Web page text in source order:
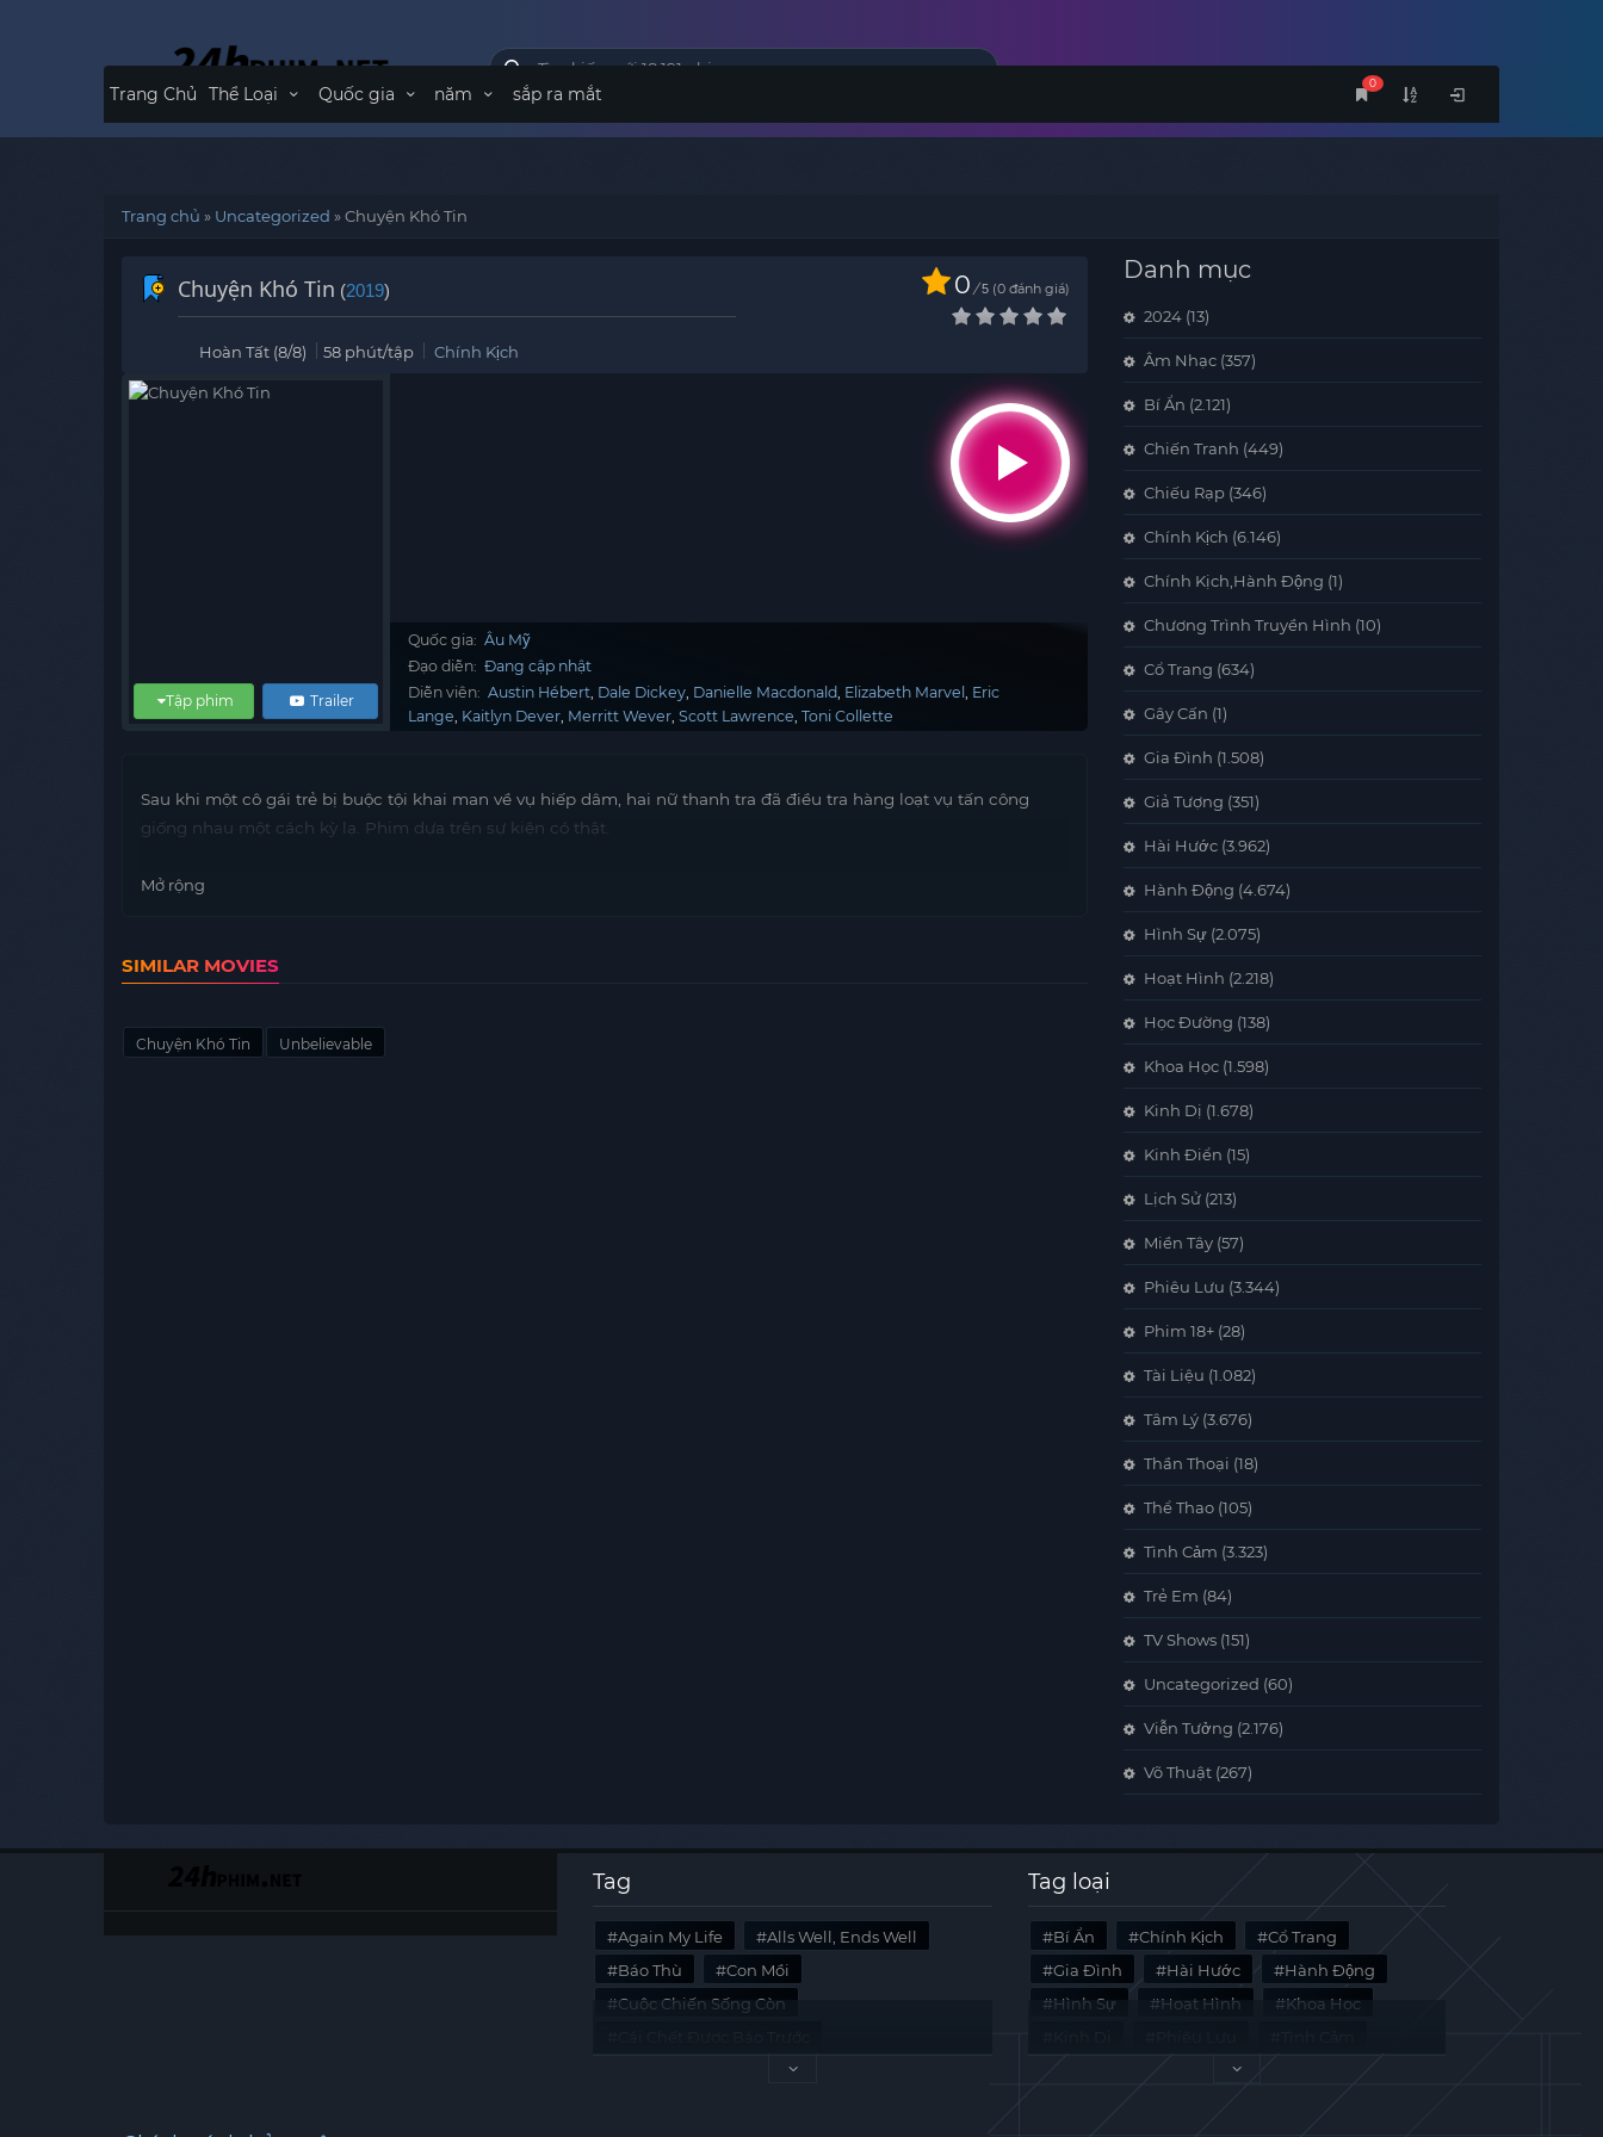
0
Trang Chủ Thể Loại Quốc gia năm sắp ra mắt
Trang chủ » Uncategorized »Chuyện Khó Tin
Chuyện Khó Tin (2019) 0 / 5 0 đánh giá
Hoàn Tất (8/8) 58 phút/tập Chính Kịch
Trailer
Tập phim
Quốc gia: Âu Mỹ
Đạo diễn: Đang cập nhật
Diễn viên: Austin Hébert Dale Dickey Danielle Macdonald Elizabeth Marvel Eric
Lange Kaitlyn Dever Merritt Wever Scott Lawrence Toni Collette
Sau khi một cô gái trẻ bị buộc tội khai man về vụ hiếp dâm, hai nữ thanh tra đã điều tra hàng loạt vụ tấn công
giống nhau một cách kỳ lạ. Phim dựa trên sự kiện có thật.
Mở rộng
SIMILAR MOVIES
Chuyện Khó Tin Unbelievable
Danh mục
2024 (13)
Âm Nhạc (357)
Bí Ẩn (2.121)
Chiến Tranh (449)
Chiếu Rạp (346)
Chính Kịch (6.146)
Chính Kịch,Hành Động (1)
Chương Trình Truyền Hình (10)
Cổ Trang (634)
Gây Cấn (1)
Gia Đình (1.508)
Giả Tượng (351)
Hài Hước (3.962)
Hành Động (4.674)
Hình Sự (2.075)
Hoạt Hình (2.218)
Học Đường (138)
Khoa Học (1.598)
Kinh Dị (1.678)
Kinh Điển (15)
Lịch Sử (213)
Miền Tây (57)
Phiêu Lưu (3.344)
Phim 18+ (28)
Tài Liệu (1.082)
Tâm Lý (3.676)
Thần Thoại (18)
Thể Thao (105)
Tình Cảm (3.323)
Trẻ Em (84)
TV Shows (151)
Uncategorized (60)
Viễn Tưởng (2.176)
Võ Thuật (267)
Tag
Again My Life
Alls Well, Ends Well
Báo Thù
Con Mồi
Cuộc Chiến Sống Còn
Last Summer
Tag loại
Bí Ẩn Chính Kịch
Cổ Trang
Gia Đình
Hài Hước
Hành Động
Hình Sự
Hoạt Hình
Khoa Học
Tài Liệu
Tâm Lý Viễn Tưởng